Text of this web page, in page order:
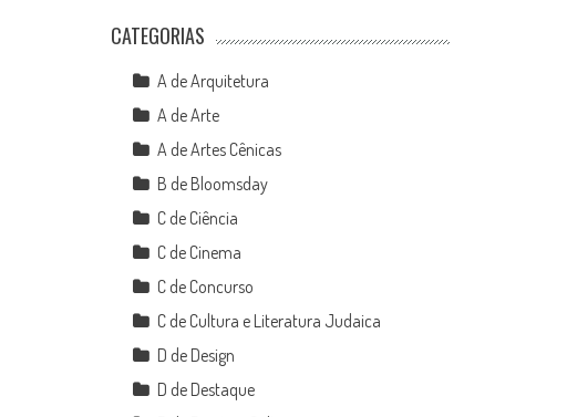
CATEGORIAS
A de Arquitetura
A de Arte
A de Artes Cênicas
B de Bloomsday
C de Ciência
C de Cinema
C de Concurso
C de Cultura e Literatura Judaica
D de Design
D de Destaque